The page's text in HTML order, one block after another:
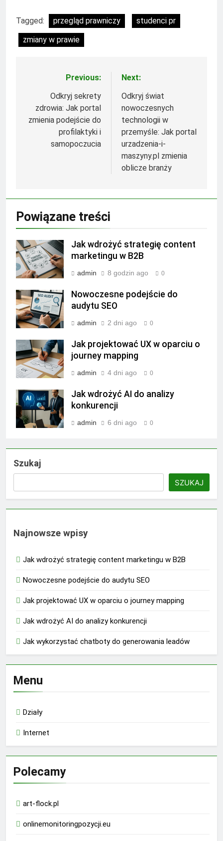
Tagged: przegląd prawniczy
studenci pr
zmiany w prawie
Nawigacja
wpisu
Previous:
Odkryj sekrety
zdrowia: Jak portal
zmienia podejście do
profilaktyki i
samopoczucia
Next:
Odkryj świat
nowoczesnych
technologii w
przemyśle: Jak portal
urzadzenia-i-
maszyny.pl zmienia
oblicze branży
Powiązane treści
Jak wdrożyć strategię content
marketingu w B2B
admin 8 godzin ago 0
Nowoczesne podejście do
audytu SEO
admin 2 dni ago 0
Jak projektować UX w oparciu o
journey mapping
admin 4 dni ago 0
Jak wdrożyć AI do analizy
konkurencji
admin 6 dni ago 0
Szukaj
SZUKAJ
Najnowsze wpisy
Jak wdrożyć strategię content marketingu w B2B
Nowoczesne podejście do audytu SEO
Jak projektować UX w oparciu o journey mapping
Jak wdrożyć AI do analizy konkurencji
Jak wykorzystać chatboty do generowania leadów
Menu
Działy
Internet
Polecamy
art-flock.pl
onlinemonitoringpozycji.eu